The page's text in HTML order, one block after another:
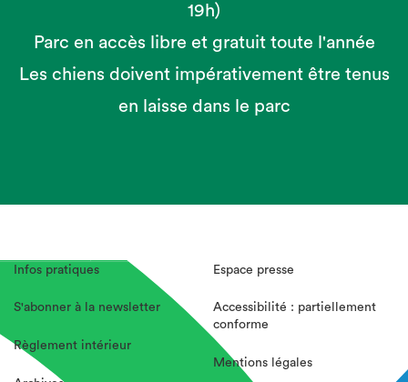
19h)
Parc en accès libre et gratuit toute l'année
Les chiens doivent impérativement être tenus
en laisse dans le parc
Infos pratiques
S'abonner à la newsletter
Règlement intérieur
Espace presse
Accessibilité : partiellement
conforme
Mentions légales